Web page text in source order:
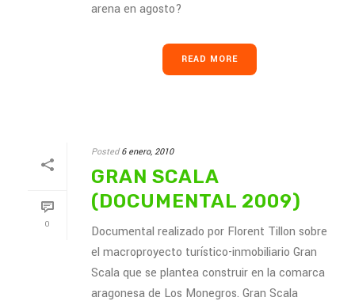
arena en agosto?
READ MORE
0
Posted 6 enero, 2010
GRAN SCALA
(DOCUMENTAL 2009)
Documental realizado por Florent Tillon sobre
el macroproyecto turístico-inmobiliario Gran
Scala que se plantea construir en la comarca
aragonesa de Los Monegros. Gran Scala